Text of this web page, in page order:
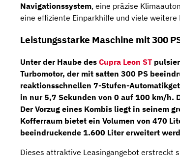
Navigationssystem, eine präzise
eine effiziente Einparkhilfe und viele
Leistungsstarke Maschine mit 300
Unter der Haube des Cupra Leon ST
Turbomotor, der mit satten 300 PS
reaktionsschnellen 7-Stufen-
in nur 5,7 Sekunden von 0 auf 100 km/h.
Der Vorzug eines Kombis liegt in seinem
Kofferraum bietet ein Volumen von 470
beeindruckende 1.600 Liter erweitert
Dieses attraktive Leasingangebot erstreckt